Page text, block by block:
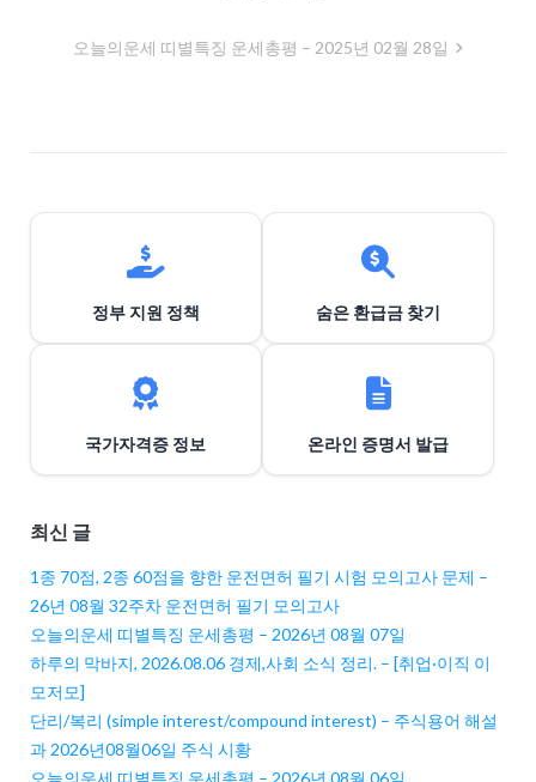
오늘의운세 띠별특징 운세총평 – 2025년 02월 28일
정부 지원 정책 숨은 환급금 찾기
국가자격증 정보 온라인 증명서 발급
최신 글
1종 70점, 2종 60점을 향한 운전면허 필기 시험 모의고사 문제 –
26년 08월 32주차 운전면허 필기 모의고사
오늘의운세 띠별특징 운세총평 – 2026년 08월 07일
하루의 막바지, 2026.08.06 경제,사회 소식 정리. – [취업·이직 이
모저모]
단리/복리 (simple interest/compound interest) – 주식용어 해설
과 2026년08월06일 주식 시황